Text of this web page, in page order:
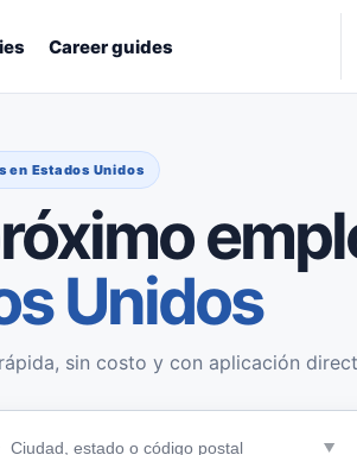
Career guides
en Estados Unidos
Unidos
sin costo y con aplicación